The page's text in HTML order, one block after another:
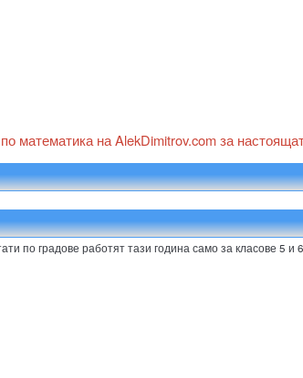
математика на AlekDimitrov.com за
по градове работят тази година само за класове 5 и